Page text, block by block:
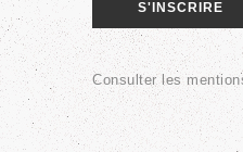
Consulter les